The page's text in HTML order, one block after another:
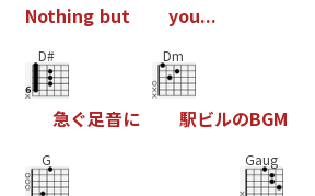
Nothing but you...
D#
急ぐ足音に
Dm
駅ビルのBGM
G Gaug